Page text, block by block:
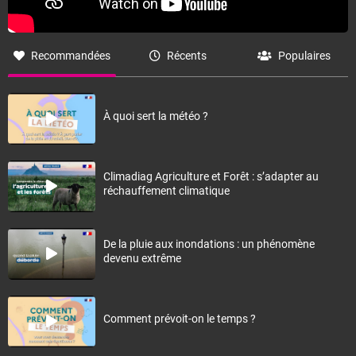
Recommandées Récents Populaires
À quoi sert la météo ?
Climadiag Agriculture et Forêt : s’adapter au
réchauffement climatique
De la pluie aux inondations : un phénomène
devenu extrême
Comment prévoit-on le temps ?